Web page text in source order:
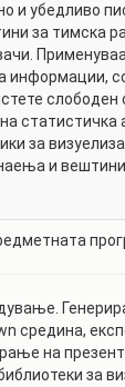
и убедливо
за тимска
информации,
слободен
статистичка
за
и
средина,
на
за